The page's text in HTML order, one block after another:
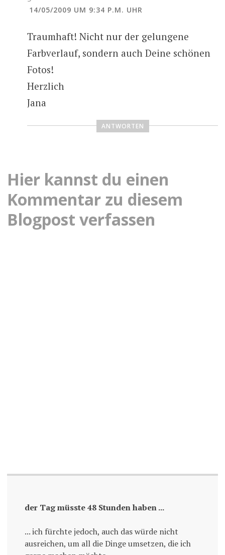
14/05/2009 UM 9:34 P.M. UHR
Traumhaft! Nicht nur der gelungene
Farbverlauf, sondern auch Deine schönen
Fotos!
Herzlich
Jana
ANTWORTEN
Hier kannst du einen
Kommentar zu diesem
Blogpost verfassen
der Tag müsste 48 Stunden haben ...
... ich fürchte jedoch, auch das würde nicht
ausreichen, um all die Dinge umsetzen, die ich